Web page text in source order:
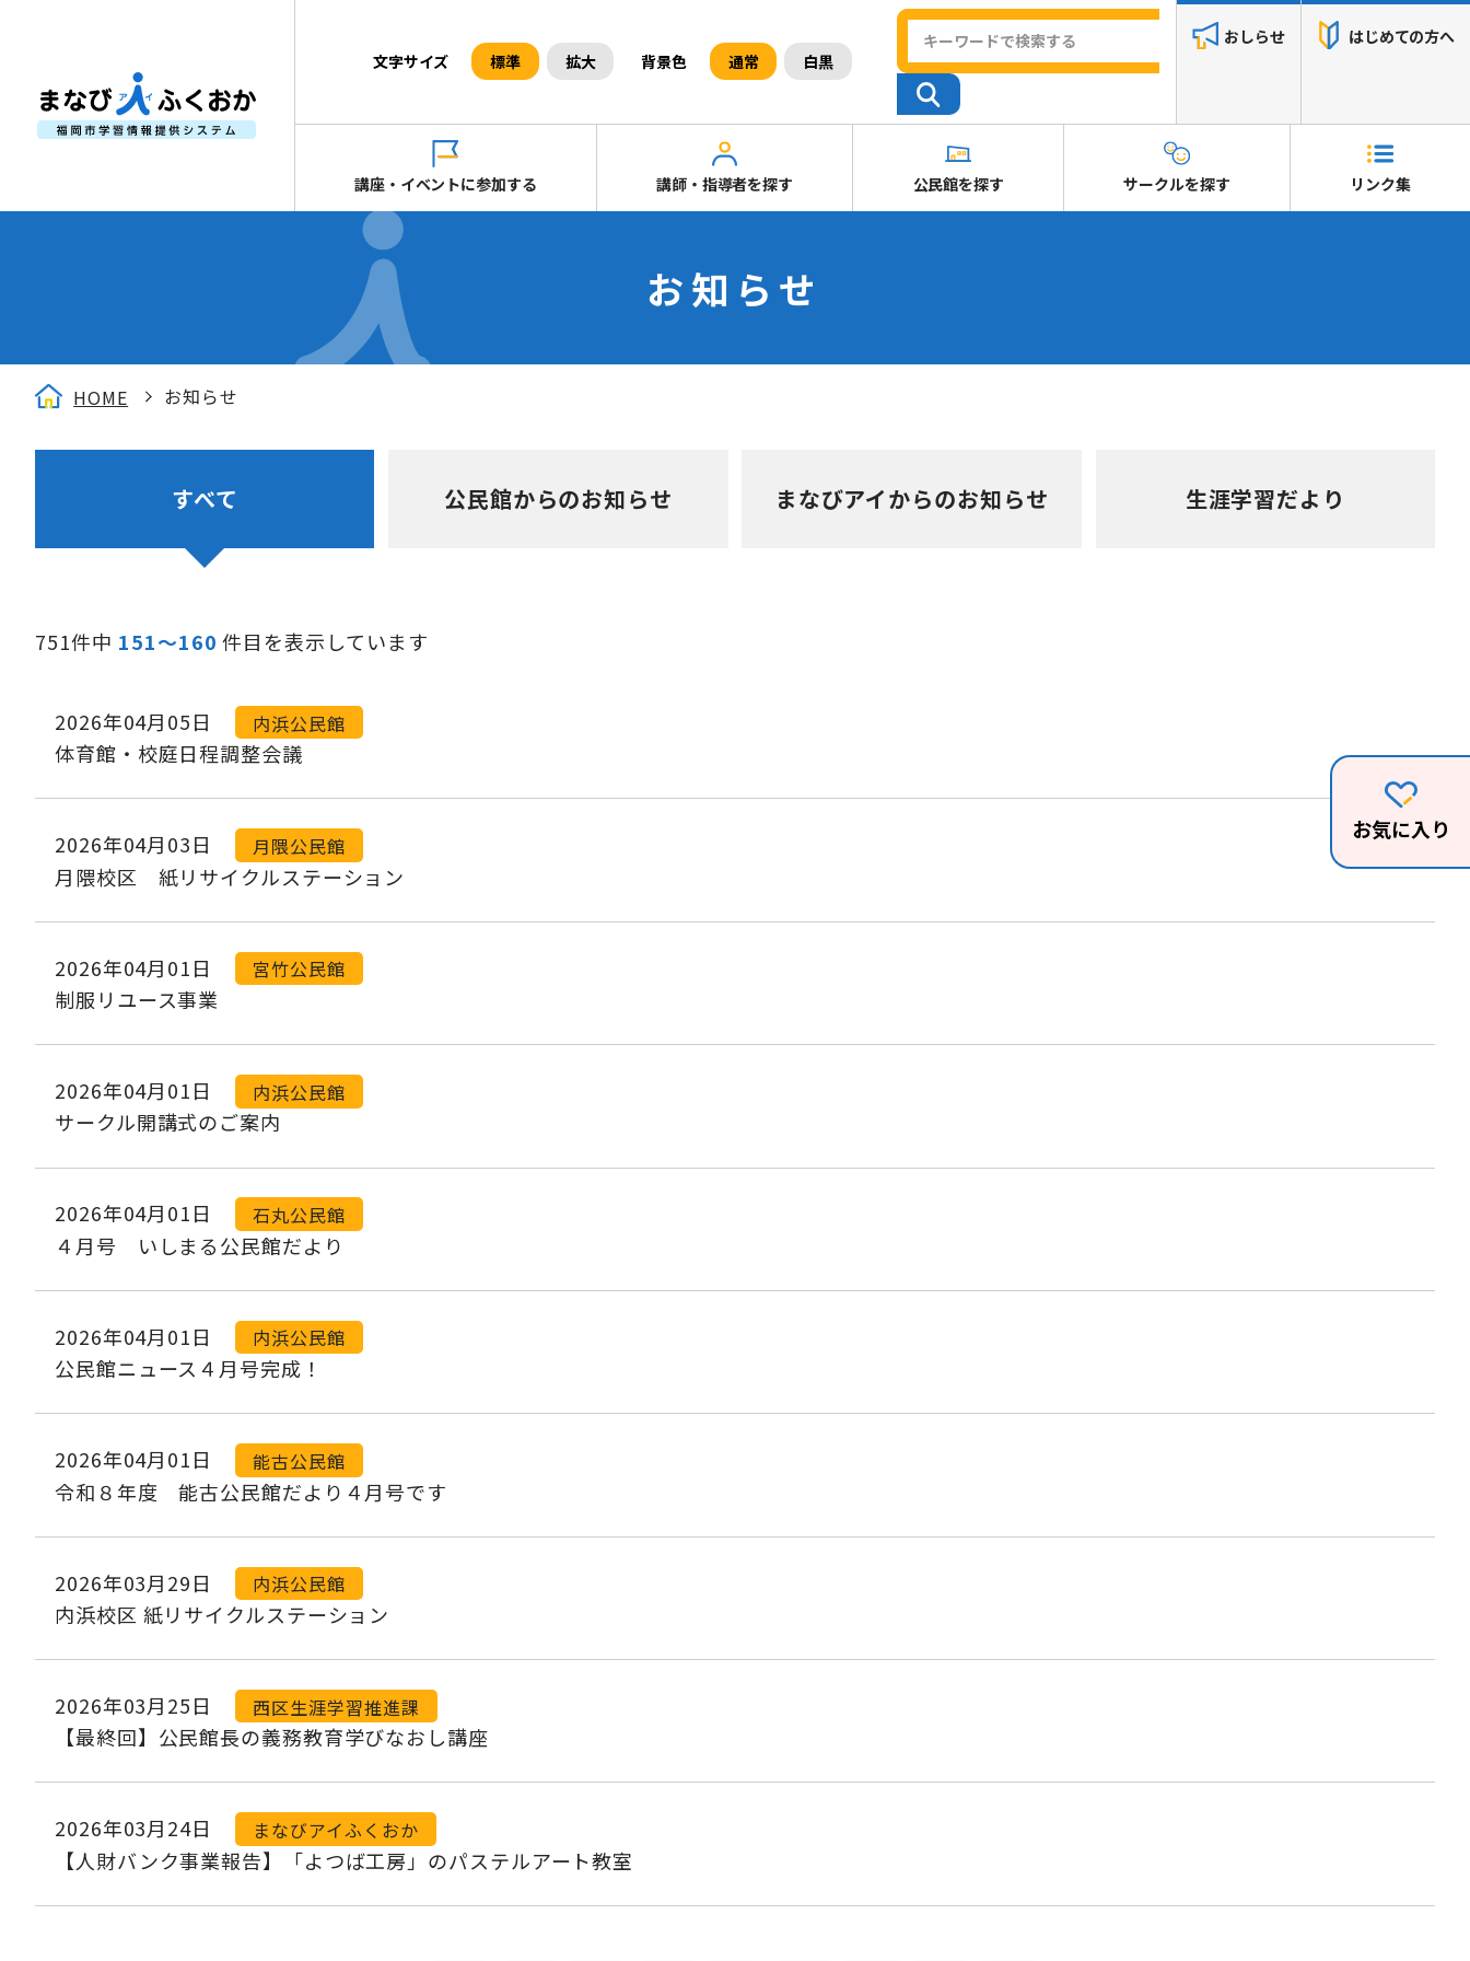
文字サイズ 標準 拡大 背景色 通常 白黒
おしらせ はじめての方へ
講座・イベントに参加する 講師・指導者を探す 公民館を探す サークルを探す リンク集
お気に入り
お知らせ
HOME お知らせ
すべて 公民館からのお知らせ まなびアイからのお知らせ 生涯学習だより
751件中 151～160 件目を表示しています
2026年04月05日 内浜公民館
体育館・校庭日程調整会議
2026年04月03日 月隈公民館
月隈校区 紙リサイクルステーション
2026年04月01日 宮竹公民館
制服リユース事業
2026年04月01日 内浜公民館
サークル開講式のご案内
2026年04月01日 石丸公民館
４月号 いしまる公民館だより
2026年04月01日 内浜公民館
公民館ニュース４月号完成！
2026年04月01日 能古公民館
令和８年度 能古公民館だより４月号です
2026年03月29日 内浜公民館
内浜校区 紙リサイクルステーション
2026年03月25日 西区生涯学習推進課
【最終回】公民館長の義務教育学びなおし講座
2026年03月24日 まなびアイふくおか
【人財バンク事業報告】「よつば工房」のパステルアート教室